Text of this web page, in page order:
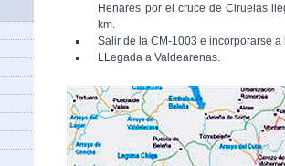
Henares por el cruce de Ciruelas
km.
Salir de la CM-1003 e incorporarse a
LLegada a Valdearenas.